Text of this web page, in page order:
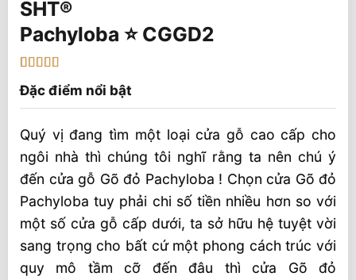
Pachyloba ⭐️ CGGD2
trên 5 dựa
trênđánh
giá
Đặc điểm nổi bật
Quý vị đang tìm một loại cửa gỗ cao cấp cho
ngôi nhà thì chúng tôi nghĩ rằng ta nên chú ý
đến cửa gỗ Gõ đỏ Pachyloba ! Chọn cửa Gõ đỏ
Pachyloba tuy phải chi số tiền nhiều hơn so với
một số cửa gỗ cấp dưới, ta sở hữu hệ tuyệt vời
sang trọng cho bất cứ một phong cách trúc với
quy mô tầm cỡ đến đâu thì cửa Gõ đỏ